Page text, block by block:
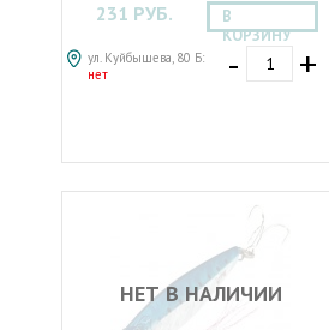
231 РУБ.
ул. Куйбышева, 80 Б:
нет
В
КОРЗИНУ
- +
НЕТ В НАЛИЧИИ